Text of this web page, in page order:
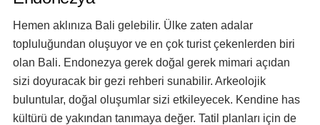
Hemen aklınıza Bali gelebilir. Ülke zaten adalar
topluluğundan oluşuyor ve en çok turist çekenlerden biri
olan Bali. Endonezya gerek doğal gerek mimari açıdan
sizi doyuracak bir gezi rehberi sunabilir. Arkeolojik
buluntular, doğal oluşumlar sizi etkileyecek. Kendine has
kültürü de yakından tanımaya değer. Tatil planları için de